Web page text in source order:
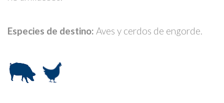
Especies de destino: Aves y cerdos de engorde.